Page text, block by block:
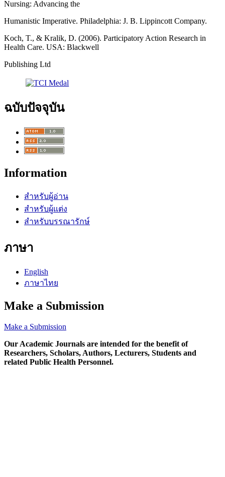
Nursing: Advancing the
Humanistic Imperative. Philadelphia: J. B. Lippincott Company.
Koch, T., & Kralik, D. (2006). Participatory Action Research in
Health Care. USA: Blackwell
Publishing Ltd
ฉบับปัจจุบัน
Information
สำหรับผู้อ่าน
สำหรับผู้แต่ง
สำหรับบรรณารักษ์
ภาษา
English
ภาษาไทย
Make a Submission
Make a Submission
Our Academic Journals are intended for the benefit of
Researchers, Scholars, Authors, Lecturers, Students and
related Public Health Personnel.